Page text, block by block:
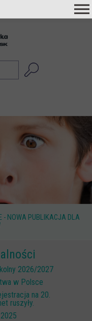
- NOWA PUBLIKACJA DLA
2026/2027
w Polsce
na 20.
ruszyły.